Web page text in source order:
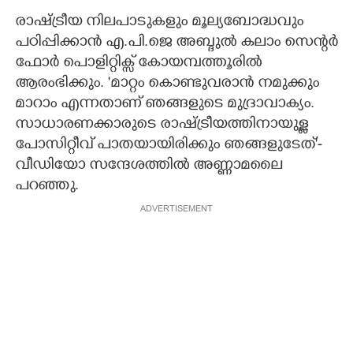
രാഷ്ട്രീയ നിലപാടുകളും മൂല്യബോദ്ധവും
പഠിപ്പിക്കാൻ എ.പി.ജെ അബ്ദുൽ കലാം സെന്റർ
ഫോർ പൊളിറ്റിക്സ് കോയമ്പത്തൂരിൽ
ആരംഭിക്കും. 'മാറ്റം കൊണ്ടുവരാൻ നമുക്കും
മാറാം എന്നതാണ് ഞങ്ങളുടെ മുദ്രാവാക്യം.
സാധാരണക്കാരുടെ രാഷ്ട്രീയത്തിനായുള്ള
പോസിറ്റീവ് പാതയായിരിക്കും ഞങ്ങളുടേത്"-
വീഡിയോ സന്ദേശത്തിൽ അണ്ണാമലൈ
പറഞ്ഞു.
ADVERTISEMENT